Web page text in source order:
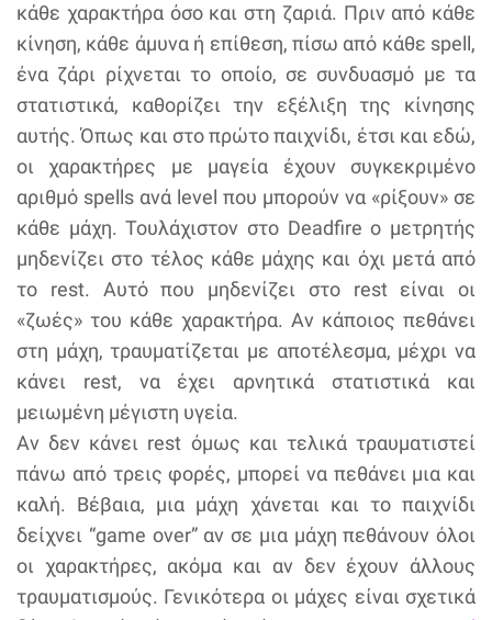
κάθε χαρακτήρα όσο και στη ζαριά. Πριν από κάθε
κίνηση, κάθε άμυνα ή επίθεση, πίσω από κάθε spell,
ένα ζάρι ρίχνεται το οποίο, σε συνδυασμό με τα
στατιστικά, καθορίζει την εξέλιξη της κίνησης
αυτής. Όπως και στο πρώτο παιχνίδι, έτσι και εδώ,
οι χαρακτήρες με μαγεία έχουν συγκεκριμένο
αριθμό spells ανά level που μπορούν να «ρίξουν» σε
κάθε μάχη. Τουλάχιστον στο Deadfire ο μετρητής
μηδενίζει στο τέλος κάθε μάχης και όχι μετά από
το rest. Αυτό που μηδενίζει στο rest είναι οι
«ζωές» του κάθε χαρακτήρα. Αν κάποιος πεθάνει
στη μάχη, τραυματίζεται με αποτέλεσμα, μέχρι να
κάνει rest, να έχει αρνητικά στατιστικά και
μειωμένη μέγιστη υγεία.
Αν δεν κάνει rest όμως και τελικά τραυματιστεί
πάνω από τρεις φορές, μπορεί να πεθάνει μια και
καλή. Βέβαια, μια μάχη χάνεται και το παιχνίδι
δείχνει “game over” αν σε μια μάχη πεθάνουν όλοι
οι χαρακτήρες, ακόμα και αν δεν έχουν άλλους
τραυματισμούς. Γενικότερα οι μάχες είναι σχετικά